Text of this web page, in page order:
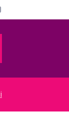
HABERİ BASIN